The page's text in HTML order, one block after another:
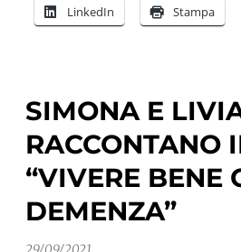
Aperte
nuovo
percorso
online
LinkedIn Stampa
SIMONA E
RACCONTANO
“VIVERE BENE
DEMENZA”